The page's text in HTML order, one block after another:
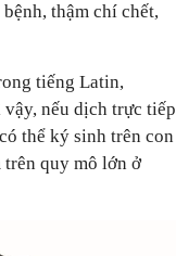
thậm chí chết,
tiếng Latin,
nếu dịch trực tiếp
thể ký sinh trên con
trên quy mô lớn ở